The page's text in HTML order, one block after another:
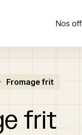
Nos
Fromage frit
frit